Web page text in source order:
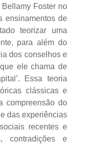
Bellamy Foster no
ensinamentos de
teorizar uma
para além do
dos conselhos e
ele chama de
Essa teoria
clássicas e
compreensão do
das experiências
recentes e
contradições e